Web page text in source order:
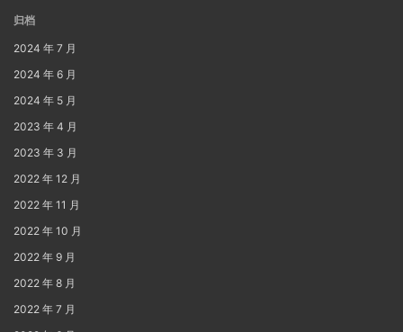
归档
2024 年 7 月
2024 年 6 月
2024 年 5 月
2023 年 4 月
2023 年 3 月
2022 年 12 月
2022 年 11 月
2022 年 10 月
2022 年 9 月
2022 年 8 月
2022 年 7 月